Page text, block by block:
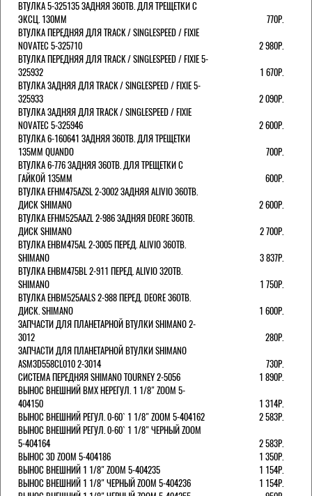
ВТУЛКА 5-325135 ЗАДНЯЯ 36ОТВ. ДЛЯ ТРЕЩЕТКИ С
ЭКСЦ. 130ММ
770Р.
ВТУЛКА ПЕРЕДНЯЯ ДЛЯ TRACK / SINGLESPEED / FIXIE
NOVATEC 5-325710
2 980Р.
ВТУЛКА ПЕРЕДНЯЯ ДЛЯ TRACK / SINGLESPEED / FIXIE 5-
325932
1 670Р.
ВТУЛКА ЗАДНЯЯ ДЛЯ TRACK / SINGLESPEED / FIXIE 5-
325933
2 090Р.
ВТУЛКА ЗАДНЯЯ ДЛЯ TRACK / SINGLESPEED / FIXIE
NOVATEC 5-325946
2 600Р.
ВТУЛКА 6-160641 ЗАДНЯЯ 36ОТВ. ДЛЯ ТРЕЩЕТКИ
135ММ QUANDO
700Р.
ВТУЛКА 6-776 ЗАДНЯЯ 36ОТВ. ДЛЯ ТРЕЩЕТКИ С
ГАЙКОЙ 135ММ
600Р.
ВТУЛКА EFHM475AZSL 2-3002 ЗАДНЯЯ ALIVIO 36ОТВ.
ДИСК SHIMANO
2 600Р.
ВТУЛКА EFHM525AAZL 2-986 ЗАДНЯЯ DEORE 36ОТВ.
ДИСК SHIMANO
2 700Р.
ВТУЛКА EHBM475AL 2-3005 ПЕРЕД. ALIVIO 36ОТВ.
SHIMANO
3 837Р.
ВТУЛКА EHBM475BL 2-911 ПЕРЕД. ALIVIO 32ОТВ.
SHIMANO
1 750Р.
ВТУЛКА EHBM525AALS 2-988 ПЕРЕД. DEORE 36ОТВ.
ДИСК. SHIMANO
1 600Р.
ЗАПЧАСТИ ДЛЯ ПЛАНЕТАРНОЙ ВТУЛКИ SHIMANO 2-
3012
280Р.
ЗАПЧАСТИ ДЛЯ ПЛАНЕТАРНОЙ ВТУЛКИ SHIMANO
ASM3D558CL010 2-3014
730Р.
СИСТЕМА ПЕРЕДНЯЯ SHIMANO TOURNEY 2-5056
1 890Р.
ВЫНОС ВНЕШНИЙ BMX НЕРЕГУЛ. 1 1/8" ZOOM 5-
404150
1 314Р.
ВЫНОС ВНЕШНИЙ РЕГУЛ. 0-60` 1 1/8" ZOOM 5-404162
2 583Р.
ВЫНОС ВНЕШНИЙ РЕГУЛ. 0-60` 1 1/8" ЧЕРНЫЙ ZOOM
5-404164
2 583Р.
ВЫНОС 3D ZOOM 5-404186
1 350Р.
ВЫНОС ВНЕШНИЙ 1 1/8" ZOOM 5-404235
1 154Р.
ВЫНОС ВНЕШНИЙ 1 1/8" ЧЕРНЫЙ ZOOM 5-404236
1 154Р.